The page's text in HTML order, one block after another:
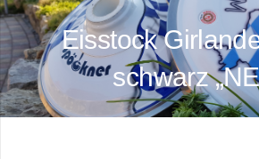
Eisstock
schwarz